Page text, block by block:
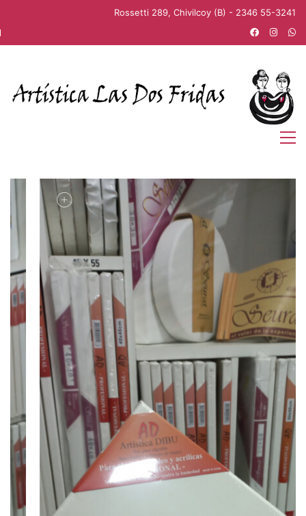
Rossetti 289, Chivilcoy (B) - 2346 55-3241